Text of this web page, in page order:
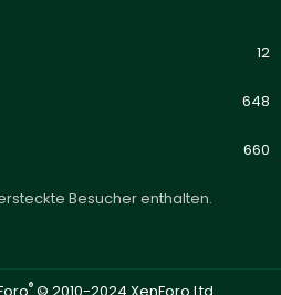
12
648
660
Besucher enthalten.
®